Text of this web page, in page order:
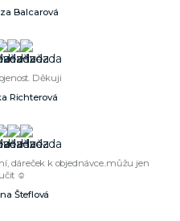
Balcarová
Děkuji
Richterová
dáreček k objednávce..můžu jen
☺️
Šteflová